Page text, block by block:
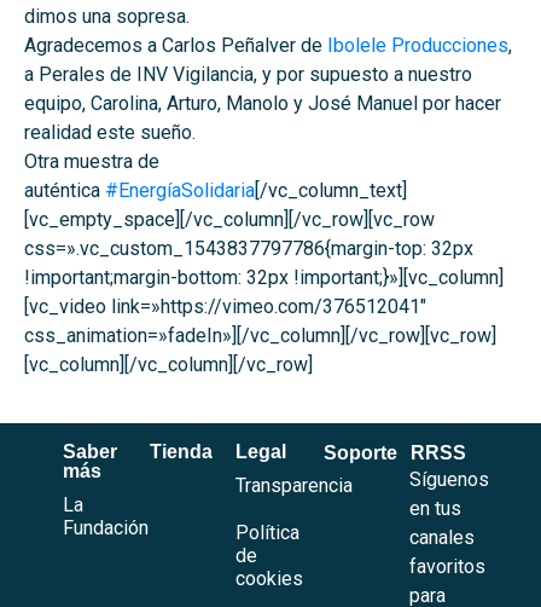
dimos una sopresa.
Agradecemos a Carlos Peñalver de Ibolele Producciones,
a Perales de INV Vigilancia, y por supuesto a nuestro
equipo, Carolina, Arturo, Manolo y José Manuel por hacer
realidad este sueño.
Otra muestra de
auténtica #EnergíaSolidaria[/vc_column_text]
[vc_empty_space][/vc_column][/vc_row][vc_row
css=».vc_custom_1543837797786{margin-top: 32px
!important;margin-bottom: 32px !important;}»][vc_column]
[vc_video link=»https://vimeo.com/376512041″
css_animation=»fadeIn»][/vc_column][/vc_row][vc_row]
[vc_column][/vc_column][/vc_row]
Saber
más
La
Fundación
Tienda Legal
Transparencia
Política
de
cookies
Soporte RRSS
Síguenos
en tus
canales
favoritos
para